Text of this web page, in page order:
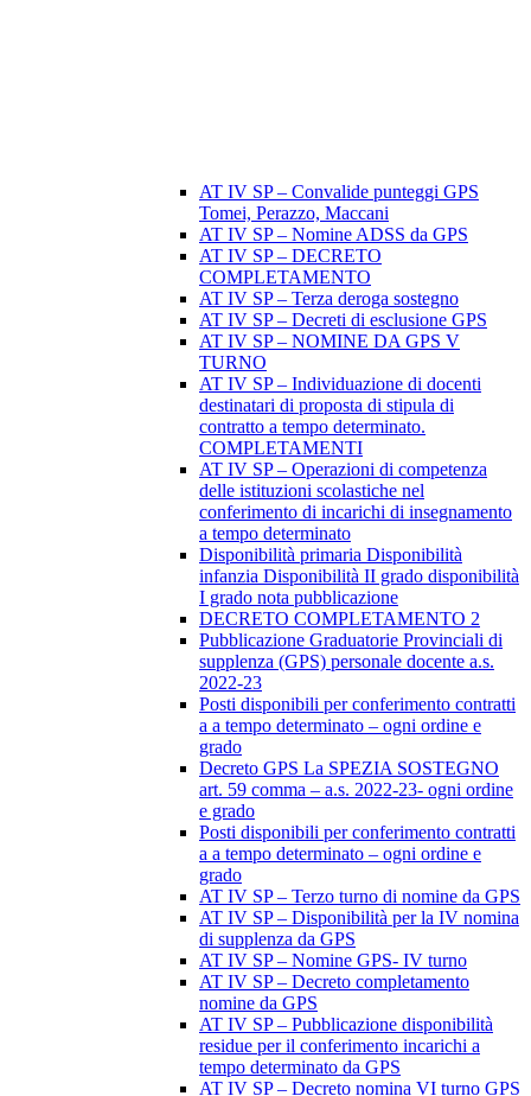
AT IV SP – Convalide punteggi GPS
Tomei, Perazzo, Maccani
AT IV SP – Nomine ADSS da GPS
AT IV SP – DECRETO
COMPLETAMENTO
AT IV SP – Terza deroga sostegno
AT IV SP – Decreti di esclusione GPS
AT IV SP – NOMINE DA GPS V
TURNO
AT IV SP – Individuazione di docenti
destinatari di proposta di stipula di
contratto a tempo determinato.
COMPLETAMENTI
AT IV SP – Operazioni di competenza
delle istituzioni scolastiche nel
conferimento di incarichi di insegnamento
a tempo determinato
Disponibilità primaria Disponibilità
infanzia Disponibilità II grado disponibilità
I grado nota pubblicazione
DECRETO COMPLETAMENTO 2
Pubblicazione Graduatorie Provinciali di
supplenza (GPS) personale docente a.s.
2022-23
Posti disponibili per conferimento contratti
a a tempo determinato – ogni ordine e
grado
Decreto GPS La SPEZIA SOSTEGNO
art. 59 comma – a.s. 2022-23- ogni ordine
e grado
Posti disponibili per conferimento contratti
a a tempo determinato – ogni ordine e
grado
AT IV SP – Terzo turno di nomine da GPS
AT IV SP – Disponibilità per la IV nomina
di supplenza da GPS
AT IV SP – Nomine GPS- IV turno
AT IV SP – Decreto completamento
nomine da GPS
AT IV SP – Pubblicazione disponibilità
residue per il conferimento incarichi a
tempo determinato da GPS
AT IV SP – Decreto nomina VI turno GPS